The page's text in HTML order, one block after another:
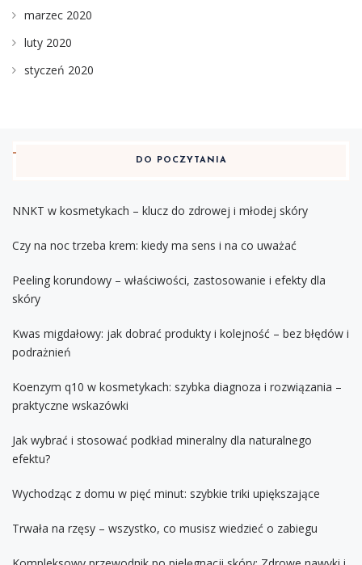
marzec 2020
luty 2020
styczeń 2020
DO POCZYTANIA
NNKT w kosmetykach – klucz do zdrowej i młodej skóry
Czy na noc trzeba krem: kiedy ma sens i na co uważać
Peeling korundowy – właściwości, zastosowanie i efekty dla
skóry
Kwas migdałowy: jak dobrać produkty i kolejność – bez błędów i
podrażnień
Koenzym q10 w kosmetykach: szybka diagnoza i rozwiązania –
praktyczne wskazówki
Jak wybrać i stosować podkład mineralny dla naturalnego
efektu?
Wychodząc z domu w pięć minut: szybkie triki upiększające
Trwała na rzęsy – wszystko, co musisz wiedzieć o zabiegu